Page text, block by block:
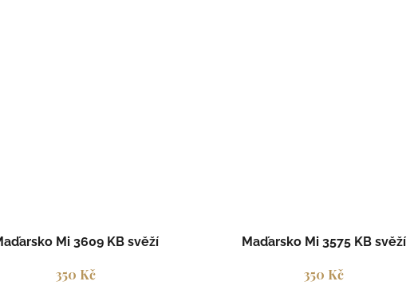
Mi 3609 KB svěží
350 Kč
Maďarsko Mi 3575 KB svěží
350 Kč